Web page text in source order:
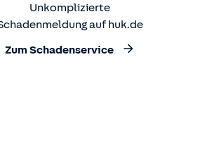
Unkomplizierte
auf huk.de
Zum Schadenservice